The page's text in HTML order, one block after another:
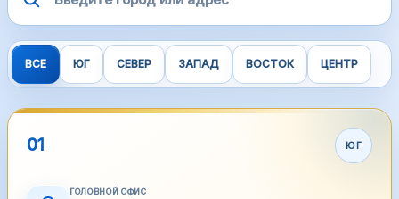
ВСЕ ЮГ СЕВЕР ЗАПАД ВОСТОК ЦЕНТР
01 ЮГ
ГОЛОВНОЙ ОФИС